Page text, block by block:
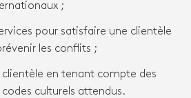
;
pour satisfaire une clientèle
les conflits ;
clientèle en tenant compte des
culturels attendus.